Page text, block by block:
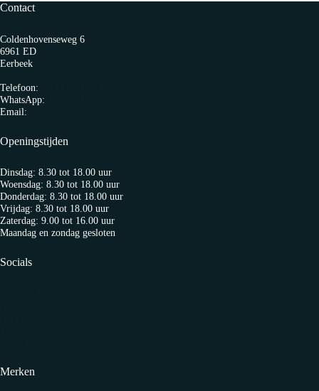
Contact
Coldenhovenseweg 6
6961 ED
Eerbeek
Telefoon:
WhatsApp:
Email:
Openingstijden
Dinsdag: 8.30 tot 18.00 uur
Woensdag: 8.30 tot 18.00 uur
Donderdag: 8.30 tot 18.00 uur
Vrijdag: 8.30 tot 18.00 uur
Zaterdag: 9.00 tot 16.00 uur
Maandag en zondag gesloten
Socials
Merken